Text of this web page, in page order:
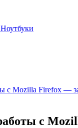
с Mozilla Firefox —
с